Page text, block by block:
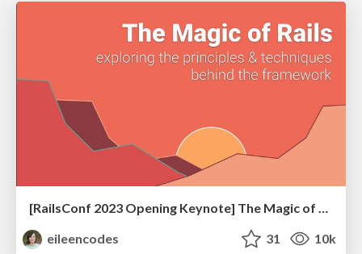
[RailsConf 2023 Opening Keynote] The Magic of Rails
eileencodes
31 10k